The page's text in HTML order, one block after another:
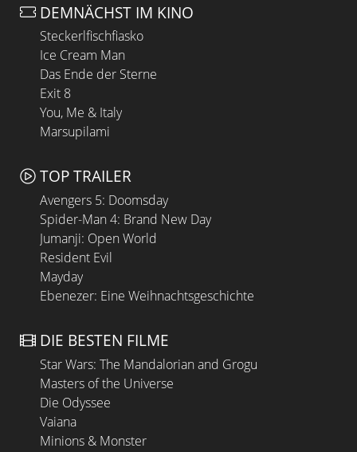
DEMNÄCHST IM KINO
Steckerlfischfiasko
Ice Cream Man
Das Ende der Sterne
Exit 8
You, Me & Italy
Marsupilami
TOP TRAILER
Avengers 5: Doomsday
Spider-Man 4: Brand New Day
Jumanji: Open World
Resident Evil
Mayday
Ebenezer: Eine Weihnachtsgeschichte
DIE BESTEN FILME
Star Wars: The Mandalorian and Grogu
Masters of the Universe
Die Odyssee
Vaiana
Minions & Monster